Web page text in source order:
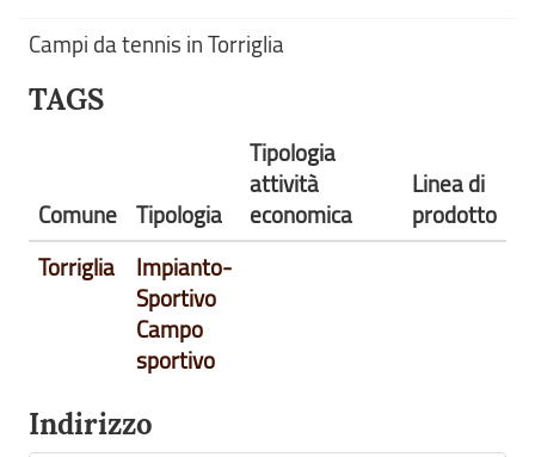
Campi da tennis in Torriglia
TAGS
Comune Tipologia
Tipologia
attività
economica
Linea di
prodotto
Torriglia
Impianto-
Sportivo
Campo
sportivo
Indirizzo